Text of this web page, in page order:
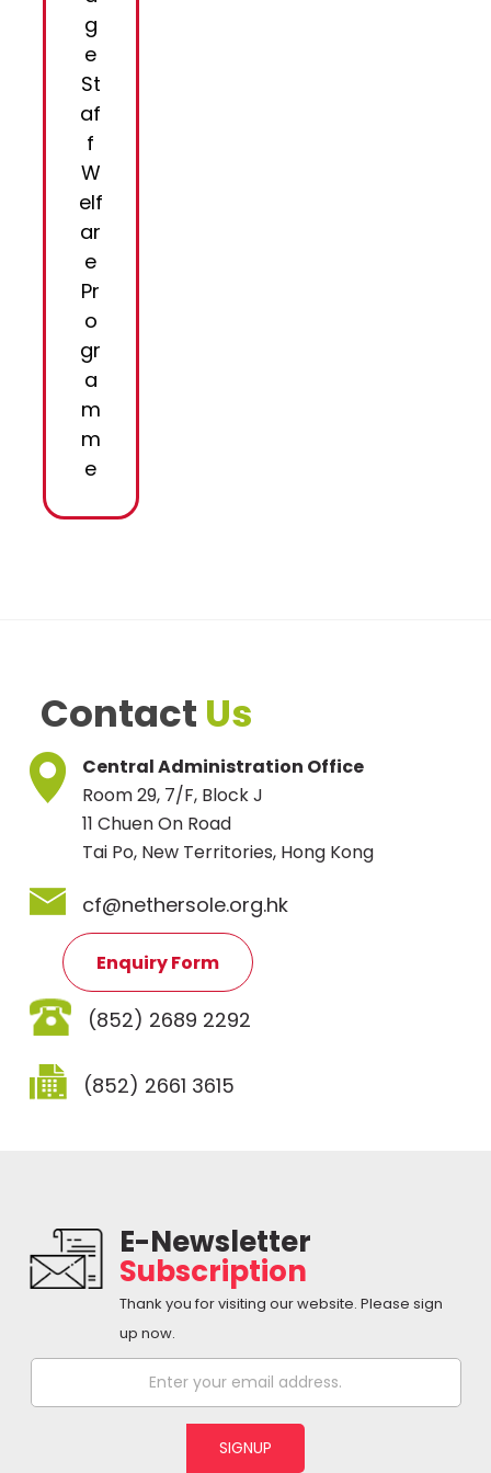
g
e
St
af
f
W
elf
ar
e
Pr
o
gr
a
m
m
e
Contact Us
Central Administration Office
Room 29, 7/F, Block J
11 Chuen On Road
Tai Po, New Territories, Hong Kong
cf@nethersole.org.hk
Enquiry Form
(852) 2689 2292
(852) 2661 3615
E-Newsletter
Subscription
Thank you for visiting our website. Please sign
up now.
SIGNUP